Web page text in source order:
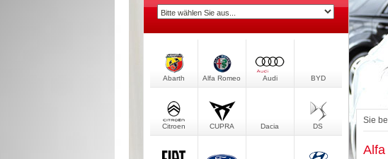
Abarth Alfa Romeo Audi BYD
Citroen CUPRA Dacia DS
Sie
Alfa